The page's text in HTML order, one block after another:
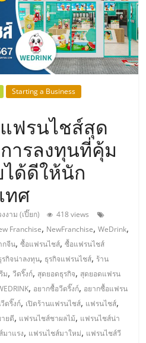
Starting a Business
แฟรนไชส์สุด
ารลงทุนที่คุ้ม
ได้ดีให้นัก
ทศ
งาม (เปี๊ยก)
418 views
Franchise, NewFranchise,WeDrink,
กจีน,ซื้อแฟรนไชส์,ซื้อแฟรนไชส์
รกิจน่าลงทุน, ธุรกิจแฟรนไชส์, ร้าน
ม,วีดริ๊งก์, สุดยอดธุรกิจ, สุดยอดแฟรน
, อยากซื้อวีดริ๊งก์, อยากซื้อแฟรน
ดริ๊งก์, เปิดร้านแฟรนไชส์, แฟรนไชส์,
ยดี, แฟรนไชส์ชาผลไม้, แฟรนไชส์น่า
มาแรง, แฟรนไชส์มาใหม่, แฟรนไชส์วี